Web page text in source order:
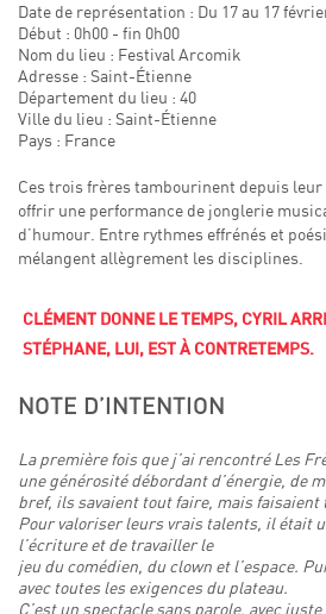
Date de représentation : Du 17 au 17
Début : 0h00 - fin 0h00
Nom du lieu : Festival Arcomik
Adresse : Saint-Étienne
Département du lieu : 40
Ville du lieu : Saint-Étienne
Pays : France
Ces trois frères tambourinent depuis leur
offrir une performance de jonglerie
d’humour. Entre rythmes effrénés et
mélangent allègrement les disciplines.
CLÉMENT DONNE LE TEMPS, CYRIL
STÉPHANE, LUI, EST À CONTRETEMPS.
NOTE D’INTENTION
La première fois que j’ai rencontré Les
une générosité débordant d’énergie, de
bref, ils savaient tout faire, mais faisaient
Pour valoriser leurs vrais talents, il était
l’écriture et de travailler le
jeu du comédien, du clown et l’espace.
avec toutes les exigences du plateau.
C’est un spectacle sans parole, avec